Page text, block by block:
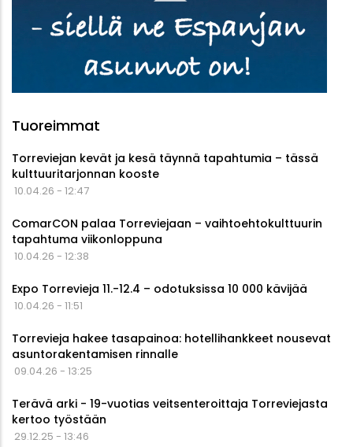
Tuoreimmat
Torreviejan kevät ja kesä täynnä tapahtumia – tässä
kulttuuritarjonnan kooste
10.04.26 - 12:47
ComarCON palaa Torreviejaan – vaihtoehtokulttuurin
tapahtuma viikonloppuna
10.04.26 - 12:38
Expo Torrevieja 11.-12.4 – odotuksissa 10 000 kävijää
10.04.26 - 11:51
Torrevieja hakee tasapainoa: hotellihankkeet nousevat
asuntorakentamisen rinnalle
09.04.26 - 13:25
Terävä arki - 19-vuotias veitsenteroittaja Torreviejasta
kertoo työstään
29.12.25 - 13:46